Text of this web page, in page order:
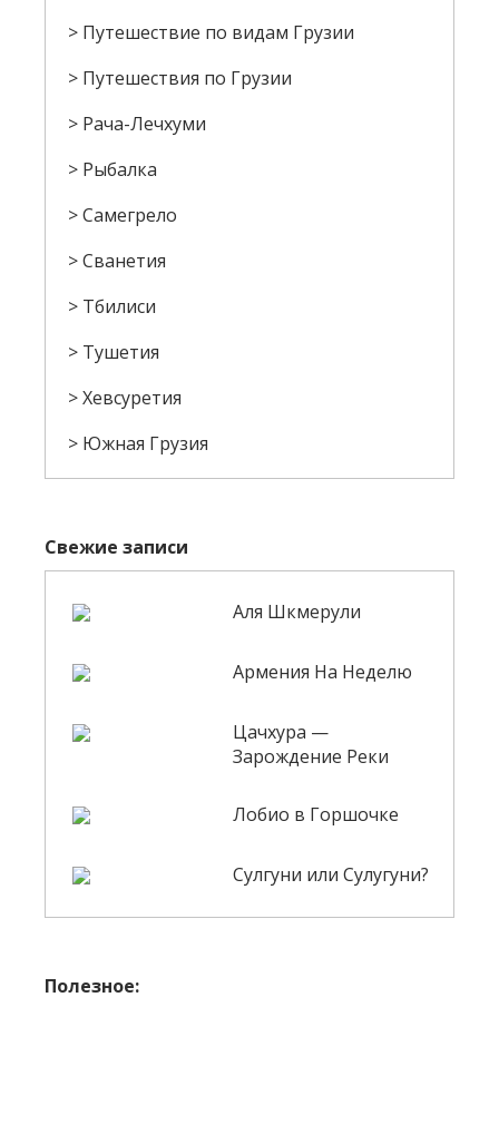
Путешествие по видам Грузии
Путешествия по Грузии
Рача-Лечхуми
Рыбалка
Самегрело
Сванетия
Тбилиси
Тушетия
Хевсуретия
Южная Грузия
Свежие записи
Аля Шкмерули
Армения На Неделю
Цачхура —
Зарождение Реки
Лобио в Горшочке
Сулгуни или Сулугуни?
Полезное: